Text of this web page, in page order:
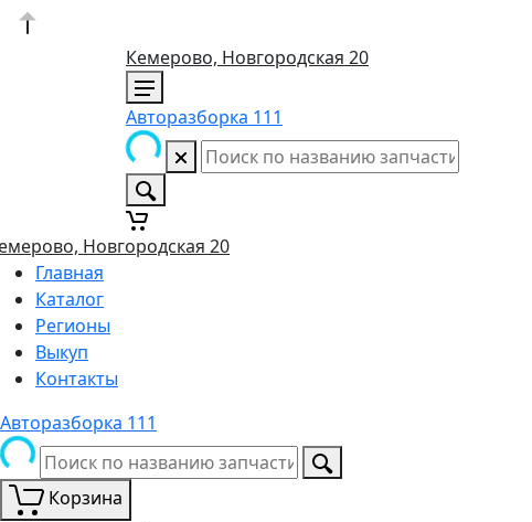
Кемерово, Новгородская 20
Авторазборка 111
Новгородская 20
Главная
Каталог
Регионы
Выкуп
Контакты
Авторазборка 111
Корзина